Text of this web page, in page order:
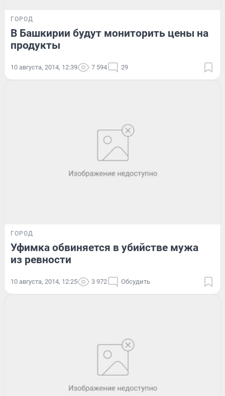
ГОРОД
В Башкирии будут мониторить цены на
продукты
10 августа, 2014, 12:39 7 594 29
ГОРОД
Уфимка обвиняется в убийстве мужа
из ревности
10 августа, 2014, 12:25 3 972 Обсудить